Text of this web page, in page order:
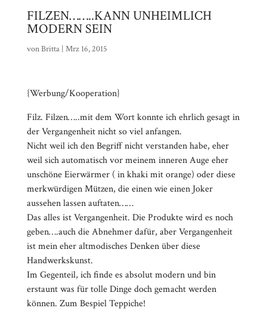
FILZEN……..KANN UNHEIMLICH
MODERN SEIN
vonBritta| Mrz 16, 2015
{Werbung/Kooperation}
Filz. Filzen…..mit dem Wort konnte ich ehrlich gesagt in
der Vergangenheit nicht so viel anfangen.
Nicht weil ich den Begriff nicht verstanden habe, eher
weil sich automatisch vor meinem inneren Auge eher
unschöne Eierwärmer ( in khaki mit orange) oder diese
merkwürdigen Mützen, die einen wie einen Joker
aussehen lassen auftaten……
Das alles ist Vergangenheit. Die Produkte wird es noch
geben….auch die Abnehmer dafür, aber Vergangenheit
ist mein eher altmodisches Denken über diese
Handwerkskunst.
Im Gegenteil, ich finde es absolut modern und bin
erstaunt was für tolle Dinge doch gemacht werden
können. Zum Bespiel Teppiche!